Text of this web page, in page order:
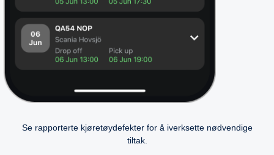
Se rapporterte kjøretøydefekter for å iverksette nødvendige
tiltak.